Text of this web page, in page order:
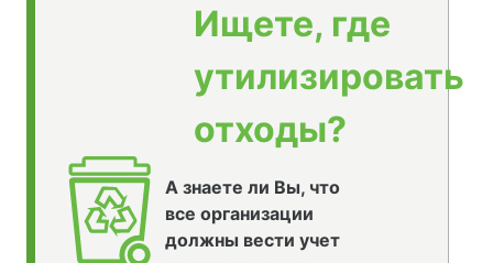
Ищете, где
утилизировать
отходы?
А знаете ли Вы, что
все организации
должны вести учет